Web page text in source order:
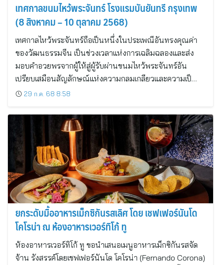
เทศกาลขนมไหว้พระจันทร์ โรงแรมบันยันทรี กรุงเทพ
(8 สิงหาคม – 10 ตุลาคม 2568)
เทศกาลไหว้พระจันทร์ถือเป็นหนึ่งในประเพณีอันทรงคุณค่า
ของวัฒนธรรมจีน เป็นช่วงเวลาแห่งการเฉลิมฉลองและส่ง
มอบคำอวยพรจากผู้ให้สู่ผู้รับผ่านขนมไหว้พระจันทร์อัน
เปรียบเสมือนสัญลักษณ์แห่งความกลมเกลียวและความเป็…
29 ก.ค. 68 8:58
ยกระดับมื้ออาหารเม็กซิกันรสเลิศ โดย เชฟเฟอร์นันโด
โคโรน่า ณ ห้องอาหารเวอร์ทิโก้ ทู
ห้องอาหารเวอร์ทิโก้ ทู ขอนำเสนอเมนูอาหารเม็กซิกันรสจัด
จ้าน รังสรรค์โดยเชฟเฟอร์นันโด โคโรน่า (Fernando Corona)